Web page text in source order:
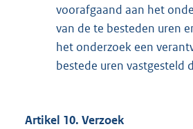
voorafgaand aan het
van de te besteden uren
het onderzoek een
bestede uren vastgesteld
Artikel 10. Verzoek